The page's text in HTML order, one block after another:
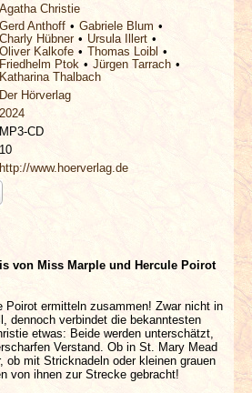
Agatha Christie
Gerd Anthoff
Gabriele Blum
Charly Hübner
Ursula Illert
Oliver Kalkofe
Thomas Loibl
Friedhelm Ptok
Jürgen Tarrach
Katharina Thalbach
Der Hörverlag
2024
MP3-CD
10
http://www.hoerverlag.de
von Miss Marple und Hercule Poirot
Poirot ermitteln zusammen! Zwar nicht in
dennoch verbindet die bekanntesten
etwas: Beide werden unterschätzt,
Verstand. Ob in St. Mary Mead
ob mit Stricknadeln oder kleinen grauen
von ihnen zur Strecke gebracht!